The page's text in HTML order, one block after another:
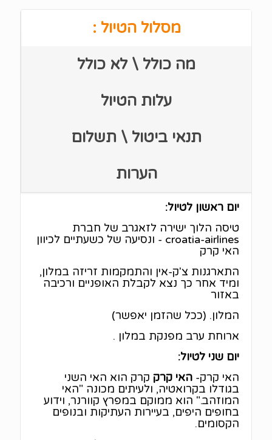
מסלול הטיול :
מה כולל \ לא כולל
עלות הטיול
תנאי ביטול \ תשלום
הערות
יום ראשון לטיול:
טיסה הלוך ישירה לזאגרב של חברת
croatia-airlines - ונסיעה של כשעתיים לכיוון
האי קרק
התארגנות צ'ק-אין והתמקמות זריזה במלון,
ומיד אחר כך נצא לקבלת האופניים ורכיבה
באזור
המלון. (ככל שהזמן יאפשר)
ארוחת ערב מפנקת במלון .
יום שני לטיול:
האי קרק- האי קרק קרק הוא האי השני
בגודלו בקרואטיה, ולעיתים מכונה "האי
המוזהב." הוא ממוקם במפרץ קוורנר, וידוע
בחופים היפים, בעיירות העתיקות ובנופים
הקסומים.